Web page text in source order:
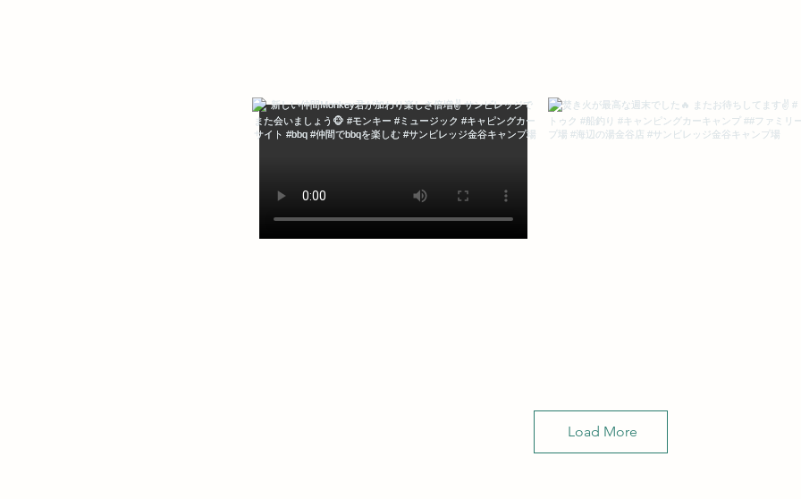
Load More